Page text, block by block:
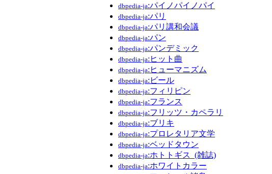
dbpedia-ja:パイノパイノパイ
dbpedia-ja:パリ
dbpedia-ja:パリ講和会議
dbpedia-ja:パン
dbpedia-ja:パンデミック
dbpedia-ja:ヒット曲
dbpedia-ja:ヒューマニズム
dbpedia-ja:ビール
dbpedia-ja:フィリピン
dbpedia-ja:フランス
dbpedia-ja:フリッツ・カペラリ
dbpedia-ja:ブリキ
dbpedia-ja:プロレタリア文学
dbpedia-ja:ベッドタウン
dbpedia-ja:ホトトギス_(雑誌)
dbpedia-ja:ホワイトカラー